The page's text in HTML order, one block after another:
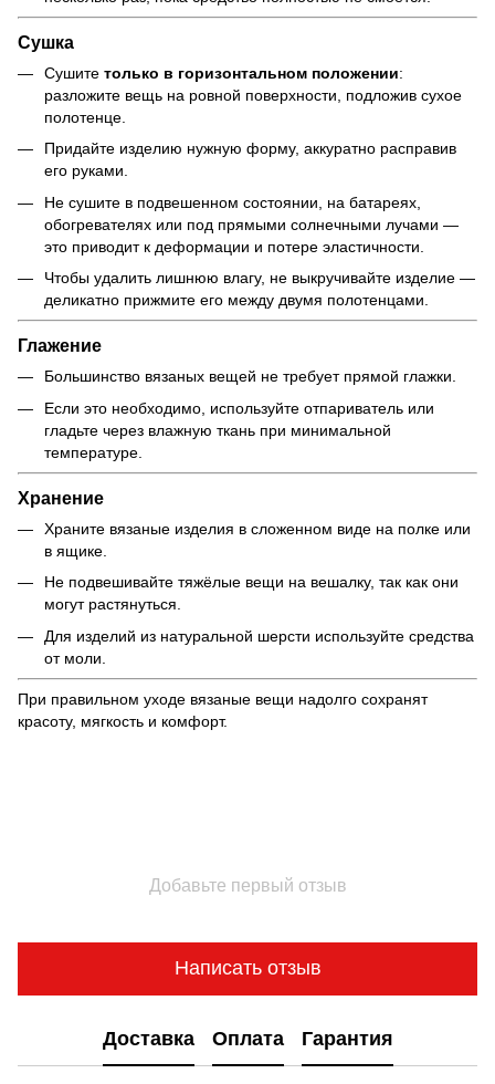
Сушка
Сушите только в горизонтальном положении:
разложите вещь на ровной поверхности, подложив сухое
полотенце.
Придайте изделию нужную форму, аккуратно расправив
его руками.
Не сушите в подвешенном состоянии, на батареях,
обогревателях или под прямыми солнечными лучами —
это приводит к деформации и потере эластичности.
Чтобы удалить лишнюю влагу, не выкручивайте изделие —
деликатно прижмите его между двумя полотенцами.
Глажение
Большинство вязаных вещей не требует прямой глажки.
Если это необходимо, используйте отпариватель или
гладьте через влажную ткань при минимальной
температуре.
Хранение
Храните вязаные изделия в сложенном виде на полке или
в ящике.
Не подвешивайте тяжёлые вещи на вешалку, так как они
могут растянуться.
Для изделий из натуральной шерсти используйте средства
от моли.
При правильном уходе вязаные вещи надолго сохранят
красоту, мягкость и комфорт.
Добавьте первый отзыв
Написать отзыв
Доставка Оплата Гарантия